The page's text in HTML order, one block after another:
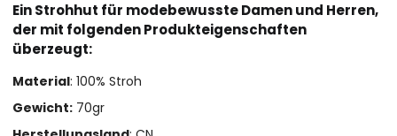
Ein Strohhut für modebewusste Damen und Herren,
der mit folgenden Produkteigenschaften
überzeugt:
Material: 100% Stroh
Gewicht: 70gr